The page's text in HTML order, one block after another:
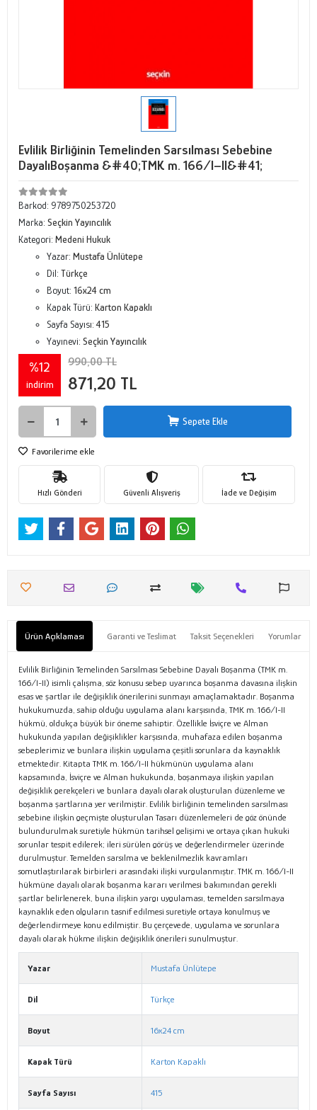
Evlilik Birliğinin Temelinden Sarsılması Sebebine
DayalıBoşanma &#40;TMK m. 166/I–II&#41;
Barkod: 9789750253720
Marka: Seçkin Yayıncılık
Kategori: Medeni Hukuk
Yazar: Mustafa Ünlütepe
Dil: Türkçe
Boyut: 16x24 cm
Kapak Türü: Karton Kapaklı
Sayfa Sayısı:415
Yayınevi: Seçkin Yayıncılık
%12
indirim
990,00 TL
871,20 TL
Sepete Ekle
Favorilerime ekle
Hızlı Gönderi Güvenli Alışveriş İade ve Değişim
Ürün Açıklaması Garanti ve Teslimat Taksit Seçenekleri Yorumlar
Evlilik Birliğinin Temelinden Sarsılması Sebebine Dayalı Boşanma (TMK m.
166/I-II) isimli çalışma, söz konusu sebep uyarınca boşanma davasına ilişkin
esas ve şartlar ile değişiklik önerilerini sunmayı amaçlamaktadır. Boşanma
hukukumuzda, sahip olduğu uygulama alanı karşısında, TMK m. 166/I-II
hükmü, oldukça büyük bir öneme sahiptir. Özellikle İsviçre ve Alman
hukukunda yapılan değişiklikler karşısında, muhafaza edilen boşanma
sebeplerimiz ve bunlara ilişkin uygulama çeşitli sorunlara da kaynaklık
etmektedir. Kitapta TMK m. 166/I-II hükmünün uygulama alanı
kapsamında, İsviçre ve Alman hukukunda, boşanmaya ilişkin yapılan
değişiklik gerekçeleri ve bunlara dayalı olarak oluşturulan düzenleme ve
boşanma şartlarına yer verilmiştir. Evlilik birliğinin temelinden sarsılması
sebebine ilişkin geçmişte oluşturulan Tasarı düzenlemeleri de göz önünde
bulundurulmak suretiyle hükmün tarihsel gelişimi ve ortaya çıkan hukuki
sorunlar tespit edilerek; ileri sürülen görüş ve değerlendirmeler üzerinde
durulmuştur. Temelden sarsılma ve beklenilmezlik kavramları
somutlaştırılarak birbirleri arasındaki ilişki vurgulanmıştır. TMK m. 166/I-II
hükmüne dayalı olarak boşanma kararı verilmesi bakımından gerekli
şartlar belirlenerek, buna ilişkin yargı uygulaması, temelden sarsılmaya
kaynaklık eden olguların tasnif edilmesi suretiyle ortaya konulmuş ve
değerlendirmeye konu edilmiştir. Bu çerçevede, uygulama ve sorunlara
dayalı olarak hükme ilişkin değişiklik önerileri sunulmuştur.
Yazar Mustafa Ünlütepe
Dil Türkçe
Boyut 16x24 cm
Kapak Türü Karton Kapaklı
Sayfa Sayısı 415